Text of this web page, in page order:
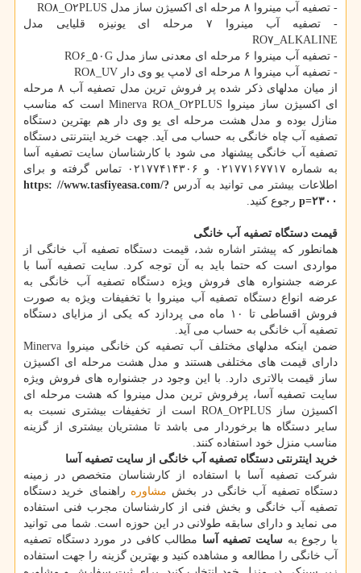
- تصفیه آب مینروا ۸ مرحله ای اکسیژن ساز مدل RO۸_O۲PLUS
- تصفیه آب مینروا ۷ مرحله ای یونیزه قلیایی مدل
RO۷_ALKALINE
- تصفیه آب مینروا ۶ مرحله ای معدنی ساز مدل RO۶_۵۰G
- تصفیه آب مینروا ۸ مرحله ای لامپ یو وی دار RO۸_UV
از میان مدلهای ذکر شده پر فروش ترین مدل تصفیه آب ۸ مرحله
ای اکسیژن ساز مینروا Minerva RO۸_O۲PLUS است که مناسب
منازل بوده و مدل هشت مرحله ای یو وی دار هم بهترین دستگاه
تصفیه آب چاه خانگی به حساب می آید. جهت خرید اینترنتی دستگاه
تصفیه آب خانگی پیشنهاد می شود با کارشناسان سایت تصفیه آسا
به شماره ۰۲۱۷۷۱۶۷۷۱۷ و ۰۲۱۷۷۴۱۴۳۰۶ تماس گرفته و برای
اطلاعات بیشتر می توانید به آدرس https: //www.tasfiyeasa.com/?
p=۲۳۰۰ رجوع کنید.
قیمت دستگاه تصفیه آب خانگی
همانطور که پیشتر اشاره شد، قیمت دستگاه تصفیه آب خانگی از
مواردی است که حتما باید به آن توجه کرد. سایت تصفیه آسا با
عرضه جشنواره های فروش ویژه دستگاه تصفیه آب خانگی به
عرضه انواع دستگاه تصفیه آب مینروا با تخفیفات ویژه به صورت
فروش اقساطی تا ۱۰ ماه می پردازد که یکی از مزایای دستگاه
تصفیه آب خانگی به حساب می آید.
ضمن اینکه مدلهای مختلف آب تصفیه کن خانگی مینروا Minerva
دارای قیمت های مختلفی هستند و مدل هشت مرحله ای اکسیژن
ساز قیمت بالاتری دارد. با این وجود در جشنواره های فروش ویژه
سایت تصفیه آسا، پرفروش ترین مدل مینروا که هشت مرحله ای
اکسیژن ساز RO۸_O۲PLUS است از تخفیفات بیشتری نسبت به
سایر دستگاه ها برخوردار می باشد تا مشتریان بیشتری از گزینه
مناسب منزل خود استفاده کنند.
خرید اینترنتی دستگاه تصفیه آب خانگی از سایت تصفیه آسا
شرکت تصفیه آسا با استفاده از کارشناسان متخصص در زمینه
دستگاه تصفیه آب خانگی در بخش مشاوره راهنمای خرید دستگاه
تصفیه آب خانگی و بخش فنی از کارشناسان مجرب فنی استفاده
می نماید و دارای سابقه طولانی در این حوزه است. شما می توانید
با رجوع به سایت تصفیه آسا مطالب کافی در مورد دستگاه تصفیه
آب خانگی را مطالعه و مشاهده کنید و بهترین گزینه را جهت استفاده